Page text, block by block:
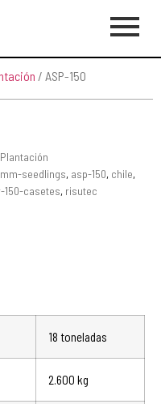
/ ASP-150
seedlings, asp-150, chile,
150-casetes, risutec
18 toneladas
2.600 kg